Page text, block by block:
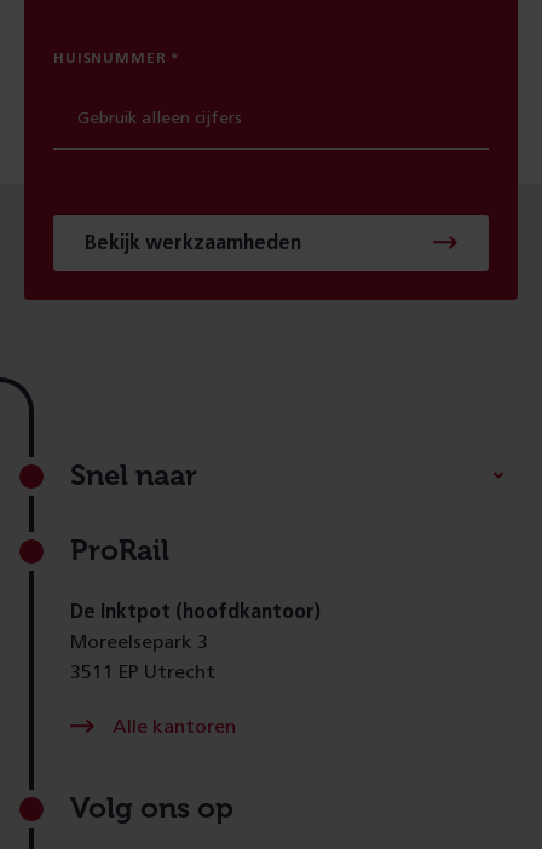
HUISNUMMER
Bekijk werkzaamheden
Footer
Snel naar
ProRail
De Inktpot (hoofdkantoor)
Moreelsepark 3
3511 EP Utrecht
Alle kantoren
Volg ons op